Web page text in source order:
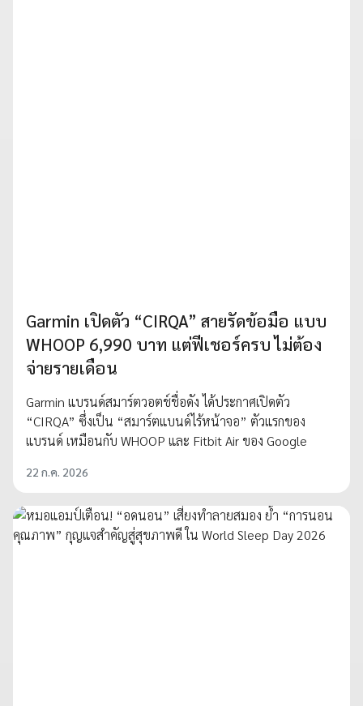
Garmin เปิดตัว “CIRQA” สายรัดข้อมือ แบบ
WHOOP 6,990 บาท แต่ฟีเชอร์ครบ ไม่ต้อง
จ่ายรายเดือน
Garmin แบรนด์สมาร์ตวอตช์ชื่อดัง ได้ประกาศเปิดตัว
“CIRQA” ซึ่งเป็น “สมาร์ตแบนด์ไร้หน้าจอ” ตัวแรกของ
แบรนด์ เหมือนกับ WHOOP และ Fitbit Air ของ Google
22 ก.ค. 2026